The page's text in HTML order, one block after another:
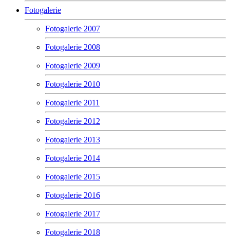
Fotogalerie
Fotogalerie 2007
Fotogalerie 2008
Fotogalerie 2009
Fotogalerie 2010
Fotogalerie 2011
Fotogalerie 2012
Fotogalerie 2013
Fotogalerie 2014
Fotogalerie 2015
Fotogalerie 2016
Fotogalerie 2017
Fotogalerie 2018